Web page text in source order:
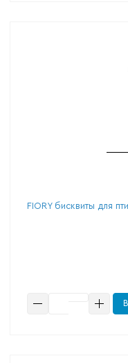
FIORY бисквиты для